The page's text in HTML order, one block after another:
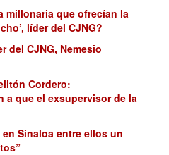
millonaria que ofrecían la
líder del CJNG?
del CJNG, Nemesio
Cordero:
a que el exsupervisor de la
Sinaloa entre ellos un